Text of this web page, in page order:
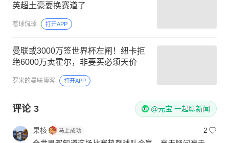
英超土豪要换赛道了
看球侃球 打开APP
曼联或3000万签世界杯左闸！纽卡拒
绝6000万卖霍尔，非要买必须天价
罗米的曼联博客 打开APP
评论 3 @元宝 一起聊新闻
果核
2